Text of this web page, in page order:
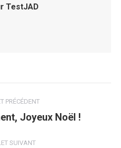
TestJAD
PRÉCÉDENT
OngletJoyeux Noël !
SUIVANT